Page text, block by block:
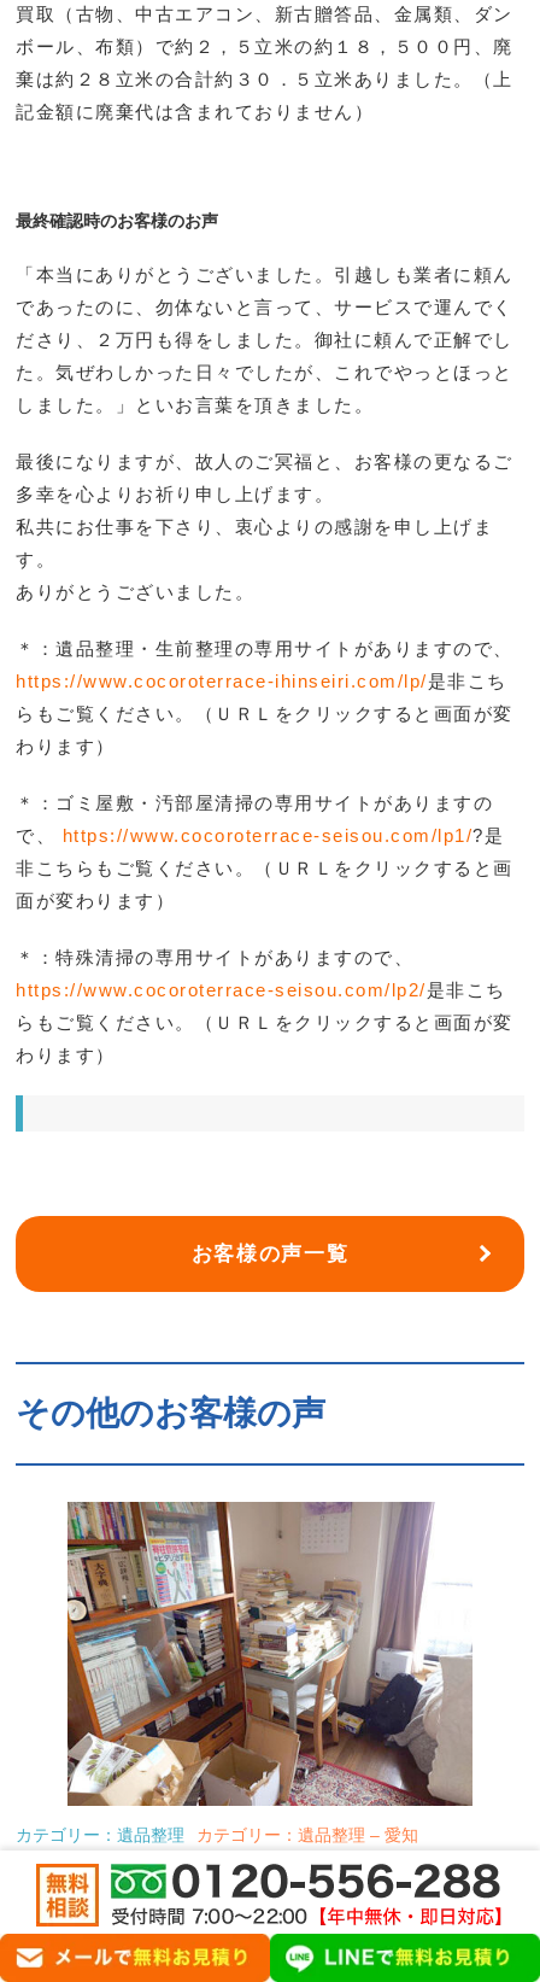
買取（古物、中古エアコン、新古贈答品、金属類、ダン
ボール、布類）で約２，５立米の約１８，５００円、廃
棄は約２８立米の合計約３０．５立米ありました。（上
記金額に廃棄代は含まれておりません）
最終確認時のお客様のお声
「本当にありがとうございました。引越しも業者に頼ん
であったのに、勿体ないと言って、サービスで運んでく
ださり、２万円も得をしました。御社に頼んで正解でし
た。気ぜわしかった日々でしたが、これでやっとほっと
しました。」といお言葉を頂きました。
最後になりますが、故人のご冥福と、お客様の更なるご
多幸を心よりお祈り申し上げます。
私共にお仕事を下さり、衷心よりの感謝を申し上げま
す。
ありがとうございました。
＊：遺品整理・生前整理の専用サイトがありますので、
https://www.cocoroterrace-ihinseiri.com/lp/是非こち
らもご覧ください。（ＵＲＬをクリックすると画面が変
わります）
＊：ゴミ屋敷・汚部屋清掃の専用サイトがありますの
で、 https://www.cocoroterrace-seisou.com/lp1/?是
非こち らもご覧ください。（ＵＲＬをクリックすると画
面が変わります）
＊：特殊清掃の専用サイトがありますので、
https://www.cocoroterrace-seisou.com/lp2/是非こち
らもご覧ください。（ＵＲＬをクリックすると画面が変
わります）
お客様の声一覧
その他のお客様の声
カテゴリー：遺品整理 カテゴリー：遺品整理 – 愛知
遺品整理 名古屋市千種区 ２LDKS 335,400円
（ご紹介）
内容 今回の遺品整理は、このマンションの管理人様よりのご紹介案件で
した。 実は弊社は、このマンションは既に４回目の作業であり、一番最